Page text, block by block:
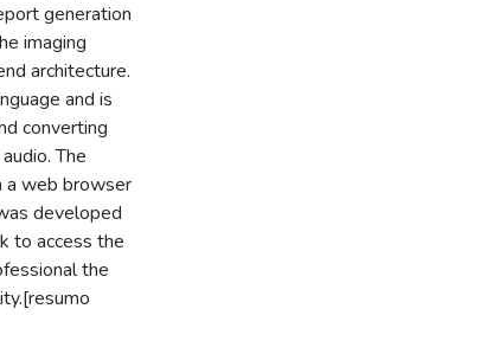
generation
imaging
architecture.
and is
converting
The
a web browser
developed
to access the
the